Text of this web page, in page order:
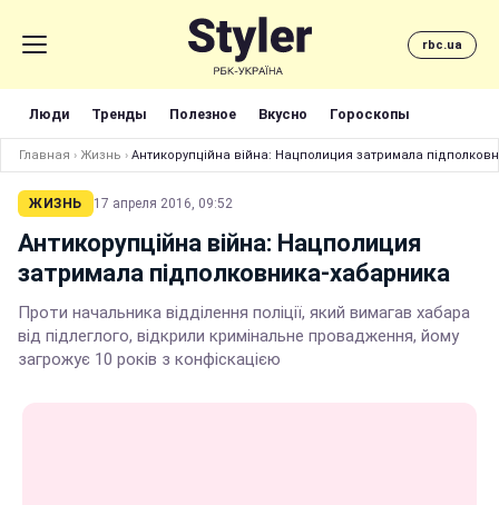
rbc.ua
Люди Тренды Полезное Вкусно Гороскопы
Главная › Жизнь › Антикорупційна війна: Нацполиция затримала
ЖИЗНЬ 17 апреля 2016, 09:52
Антикорупційна війна: Нацполиция
затримала підполковника-хабарника
Проти начальника відділення поліції, який вимагав хабара
від підлеглого, відкрили кримінальне провадження, йому
загрожує 10 років з конфіскацією